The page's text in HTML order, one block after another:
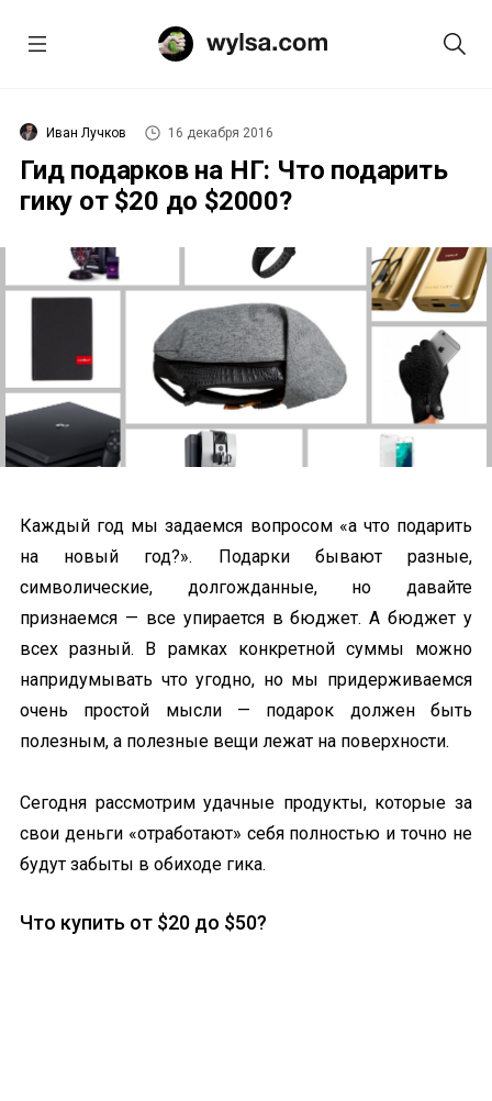
Иван Лучков 16 декабря 2016
Гид подарков на НГ: Что подарить
гику от $20 до $2000?
Каждый год мы задаемся вопросом «а что подарить
на новый год?». Подарки бывают разные,
символические, долгожданные, но давайте
признаемся — все упирается в бюджет. А бюджет у
всех разный. В рамках конкретной суммы можно
напридумывать что угодно, но мы придерживаемся
очень простой мысли — подарок должен быть
полезным, а полезные вещи лежат на поверхности.
Сегодня рассмотрим удачные продукты, которые за
свои деньги «отработают» себя полностью и точно не
будут забыты в обиходе гика.
Что купить от $20 до $50?